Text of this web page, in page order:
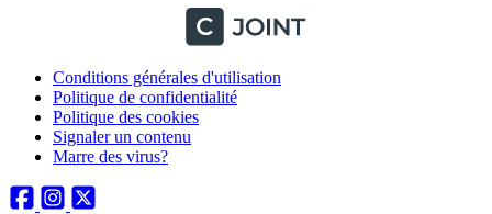
Conditions générales d'utilisation
Politique de confidentialité
Politique des cookies
Signaler un contenu
Marre des virus?